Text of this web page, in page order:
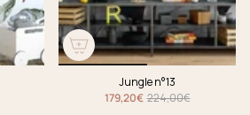
Jungle n°13
179,20€ 224,00€